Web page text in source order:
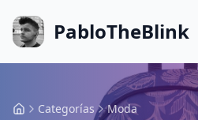
PabloTheBlink
Categorías Moda